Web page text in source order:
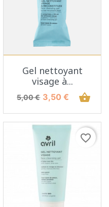
Gel nettoyant
visage à...
Prix de base
5,00 € Prix
3,50 € shopping_basket
favorite_border